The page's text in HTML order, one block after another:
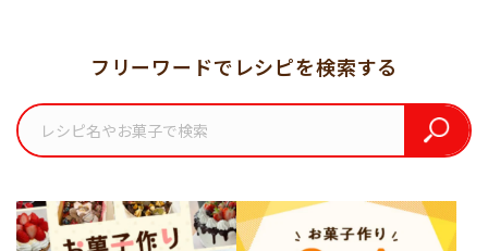
フリーワードでレシピを検索する